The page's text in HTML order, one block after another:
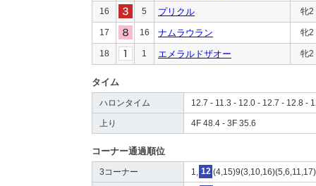
16 5 プリクル 牝2
17 16 ナムラウラン 牝2
18 1 エメラルドザオー 牝2
タイム
ハロンタイム 12.7 - 11.3 - 12.0 - 12.7 - 12.8 -
上り 4F 48.4 - 3F 35.6
コーナー通過順位
3コーナー 1, 12